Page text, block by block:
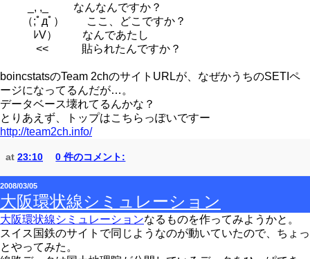
_, ,_ なんなんですか？
（;ﾟдﾟ） ここ、どこですか？
ﾚV） なんであたし
<< 貼られたんですか？
boincstatsのTeam 2chのサイトURLが、なぜかうちのSETIペ
ージになってるんだが…。
データベース壊れてるんかな？
とりあえず、トップはこちらっぽいですー
http://team2ch.info/
at 23:10 0 件のコメント:
2008/03/05
大阪環状線シミュレーション
大阪環状線シミュレーションなるものを作ってみようかと。
スイス国鉄のサイトで同じようなのが動いていたので、ちょっ
とやってみた。